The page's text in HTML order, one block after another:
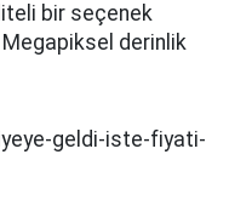
bir seçenek
derinlik